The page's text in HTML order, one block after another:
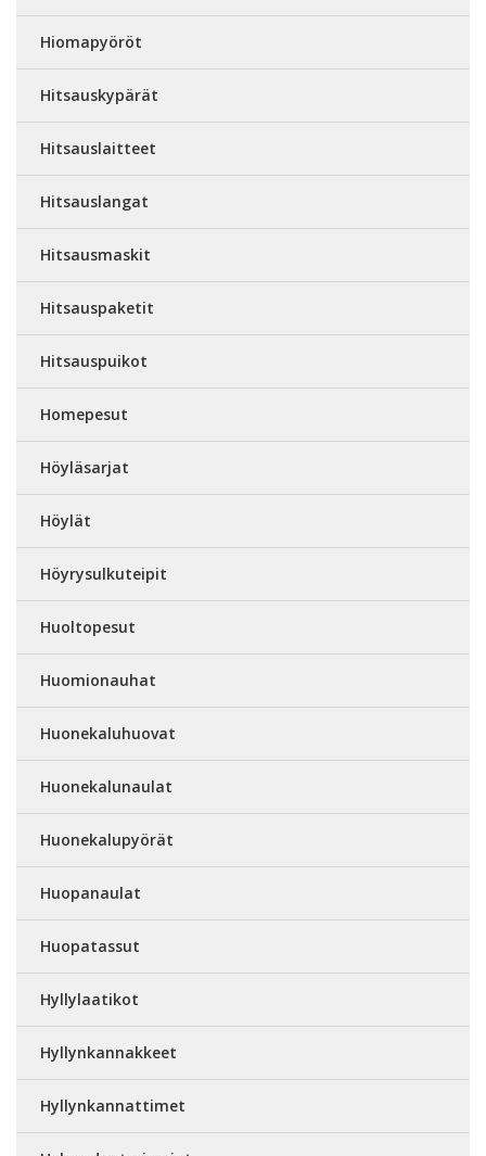
Hiomapyöröt
Hitsauskypärät
Hitsauslaitteet
Hitsauslangat
Hitsausmaskit
Hitsauspaketit
Hitsauspuikot
Homepesut
Höyläsarjat
Höylät
Höyrysulkuteipit
Huoltopesut
Huomionauhat
Huonekaluhuovat
Huonekalunaulat
Huonekalupyörät
Huopanaulat
Huopatassut
Hyllylaatikot
Hyllynkannakkeet
Hyllynkannattimet